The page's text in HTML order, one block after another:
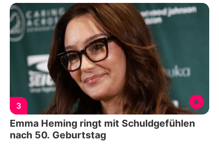
3
Emma Heming ringt mit Schuldgefühlen
nach 50. Geburtstag